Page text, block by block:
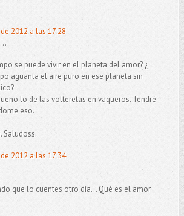
2012 a las 17:28
se puede vivir en el planeta del amor? ¿
aguanta el aire puro en ese planeta sin
lo de las volteretas en vaqueros. Tendré
eso.
Saludoss.
2012 a las 17:34
que lo cuentes otro día... Qué es el amor